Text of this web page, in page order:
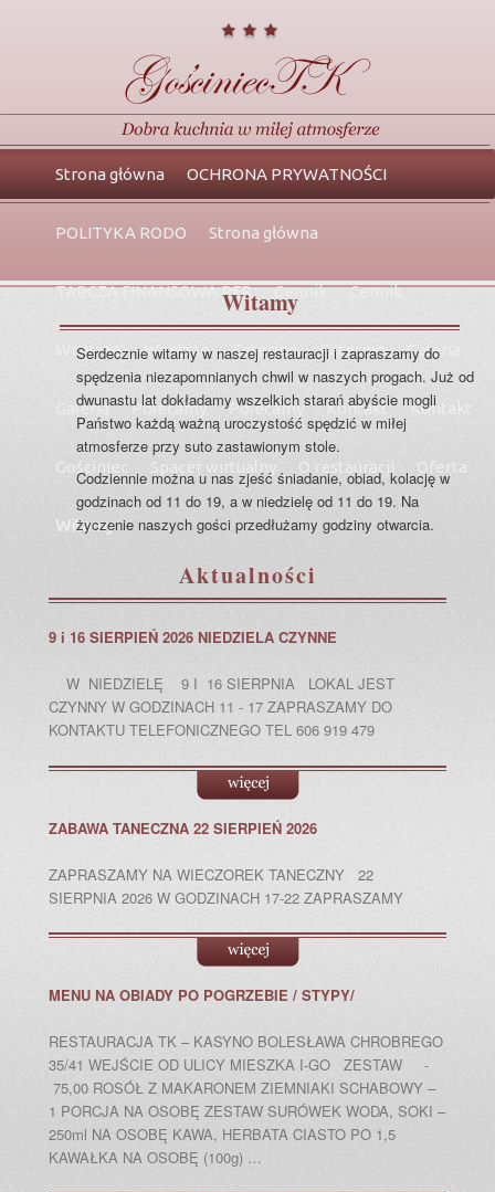
Główne
menu
Przeskocz
do
tekstu
Przeskocz
do
widgetów
Strona główna OCHRONA PRYWATNOŚCI
POLITYKA RODO Strona główna
TARCZA FINANSOWA PFR Cennik Cennik
Wnętrze Wnętrze Catering Catering Galeria
Galeria Polecamy Polecamy Kontakt Kontakt
Gościniec Spacer wirtualny O restauracji Oferta
Witamy
Witamy
Serdecznie witamy w naszej restauracji i zapraszamy do
spędzenia niezapomnianych chwil w naszych progach. Już od
dwunastu lat dokładamy wszelkich starań abyście mogli
Państwo każdą ważną uroczystość spędzić w miłej
atmosferze przy suto zastawionym stole.
Codziennie można u nas zjeść śniadanie, obiad, kolację w
godzinach od 11 do 19, a w niedzielę od 11 do 19. Na
życzenie naszych gości przedłużamy godziny otwarcia.
Aktualności
9 i 16 SIERPIEŃ 2026 NIEDZIELA CZYNNE
W NIEDZIELĘ 9 I 16 SIERPNIA LOKAL JEST
CZYNNY W GODZINACH 11 - 17 ZAPRASZAMY DO
KONTAKTU TELEFONICZNEGO TEL 606 919 479
ZABAWA TANECZNA 22 SIERPIEŃ 2026
ZAPRASZAMY NA WIECZOREK TANECZNY 22
SIERPNIA 2026 W GODZINACH 17-22 ZAPRASZAMY
MENU NA OBIADY PO POGRZEBIE / STYPY/
RESTAURACJA TK – KASYNO BOLESŁAWA CHROBREGO
35/41 WEJŚCIE OD ULICY MIESZKA I-GO ZESTAW -
75,00 ROSÓŁ Z MAKARONEM ZIEMNIAKI SCHABOWY –
1 PORCJA NA OSOBĘ ZESTAW SURÓWEK WODA, SOKI –
250ml NA OSOBĘ KAWA, HERBATA CIASTO PO 1,5
KAWAŁKA NA OSOBĘ (100g) …